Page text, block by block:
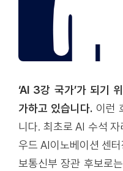
‘AI 3강 국가’가 되기
가하고 있습니다. 이런
니다. 최초로 AI 수석
우드 AI이노베이션 센
보통신부 장관 후보로